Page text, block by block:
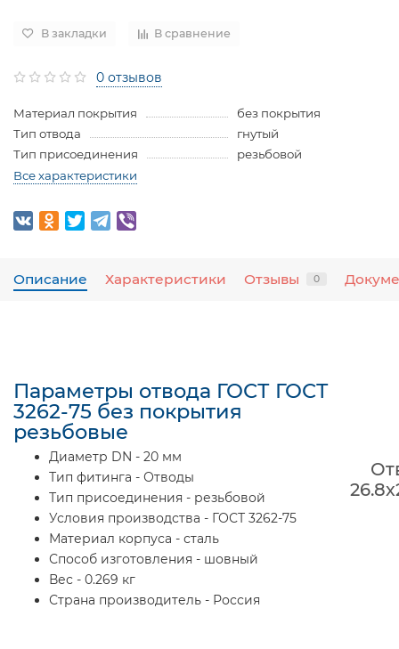
В закладки В сравнение
0 отзывов
Материал покрытия
без покрытия
Тип отвода
гнутый
Тип присоединения
резьбовой
Все характеристики
Описание Характеристики Отзывы 0
Параметры отвода ГОСТ ГОСТ
3262-75 без покрытия
резьбовые
Диаметр DN - 20 мм
Тип фитинга - Отводы
Тип присоединения - резьбовой
Условия производства - ГОСТ 3262-75
Материал корпуса - сталь
Способ изготовления - шовный
Вес - 0.269 кг
Страна производитель - Россия